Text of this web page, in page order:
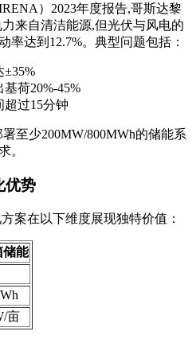
）2023年度报告,哥斯达黎
来自清洁能源,但光伏与风电的
率达到12.7%。典型问题包括：
±35%
荷20%-45%
过15分钟
至少200MW/800MWh的储能系
。
优势
案在以下维度展现独特价值：
储能
亩